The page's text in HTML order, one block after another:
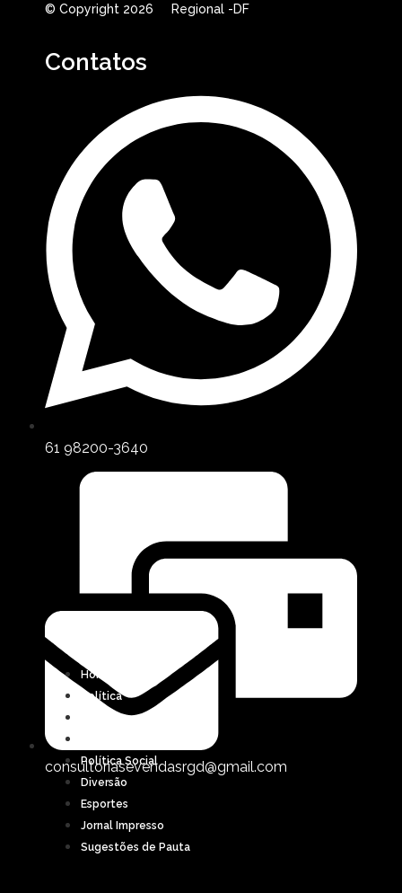
© Copyright 2026 Regional -DF
Contatos
61 98200-3640
consultoriasevendasrgd@gmail.com
Home
Política
Política Social
Diversão
Esportes
Jornal Impresso
Sugestões de Pauta